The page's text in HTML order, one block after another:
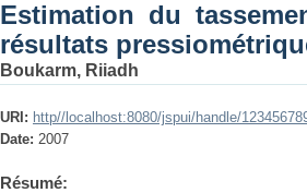
Estimation du
résultats
Boukarm, Riiadh
URI: http//localhost:8080/jspui/handle/
Date: 2007
Résumé: